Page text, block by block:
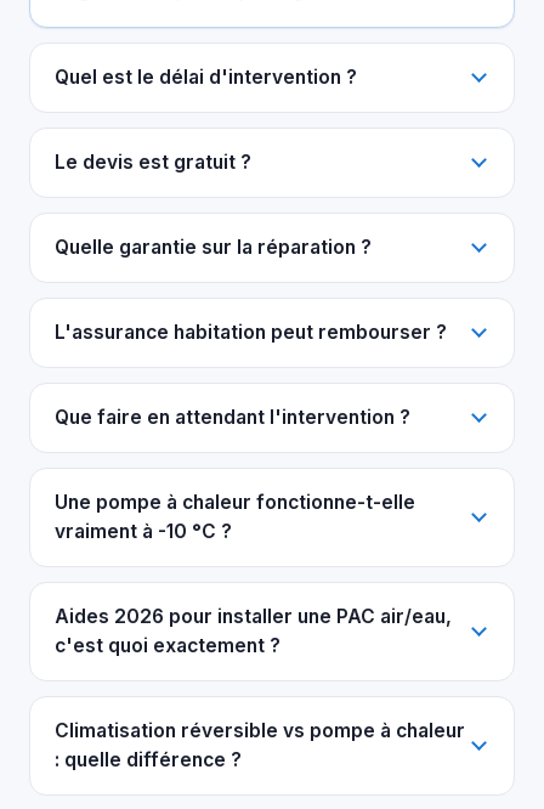
Quel est le délai d'intervention ?
Le devis est gratuit ?
Quelle garantie sur la réparation ?
L'assurance habitation peut rembourser ?
Que faire en attendant l'intervention ?
Une pompe à chaleur fonctionne-t-elle
vraiment à -10 °C ?
Aides 2026 pour installer une PAC air/eau,
c'est quoi exactement ?
Climatisation réversible vs pompe à chaleur
: quelle différence ?